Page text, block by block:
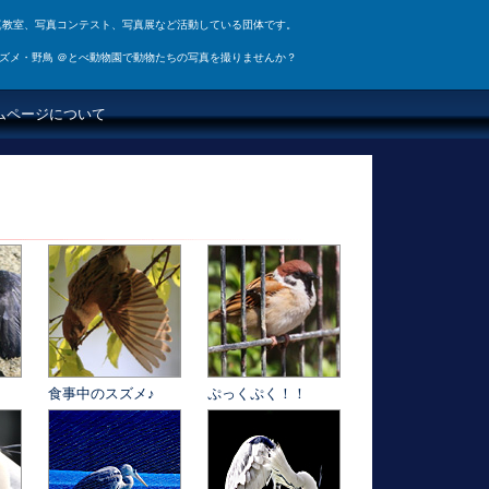
室、写真コンテスト、写真展など活動している団体です。
メ・野鳥 ＠とべ動物園で動物たちの写真を撮りませんか？
ページについて
食事中のスズメ♪ ぷっくぷく！！